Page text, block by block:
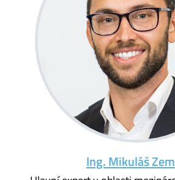
Ing. Mikuláš